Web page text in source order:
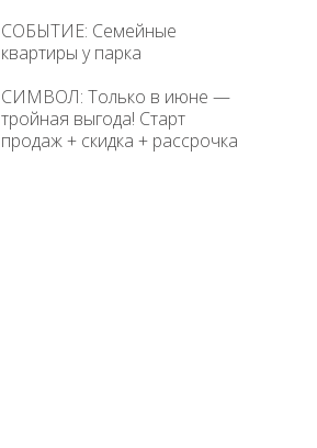
СОБЫТИЕ: Семейные
квартиры у парка
СИМВОЛ: Только в июне —
тройная выгода! Старт
продаж + скидка + рассрочка